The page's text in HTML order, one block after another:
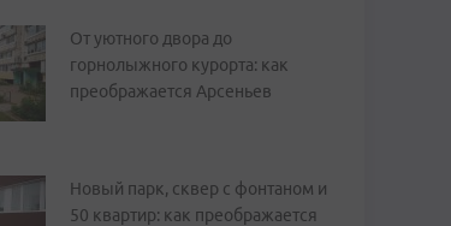
От уютного двора до
горнолыжного курорта: как
преображается Арсеньев
Новый парк, сквер с фонтаном и
50 квартир: как преображается